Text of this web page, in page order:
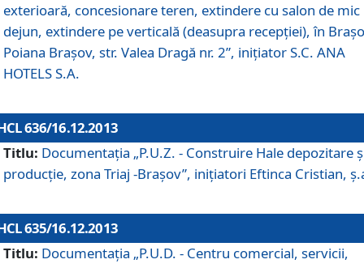
exterioară, concesionare teren, extindere cu salon de mic
dejun, extindere pe verticală (deasupra recepţiei), în
Poiana Braşov, str. Valea Dragă nr. 2”, iniţiator S.C. ANA
HOTELS S.A.
636/16.12.2013
Titlu: Documentaţia „P.U.Z. - Construire Hale depozitare
producţie, zona Triaj -Braşov”, iniţiatori Eftinca Cristian,
635/16.12.2013
Titlu: Documentaţia „P.U.D. - Centru comercial, servicii,